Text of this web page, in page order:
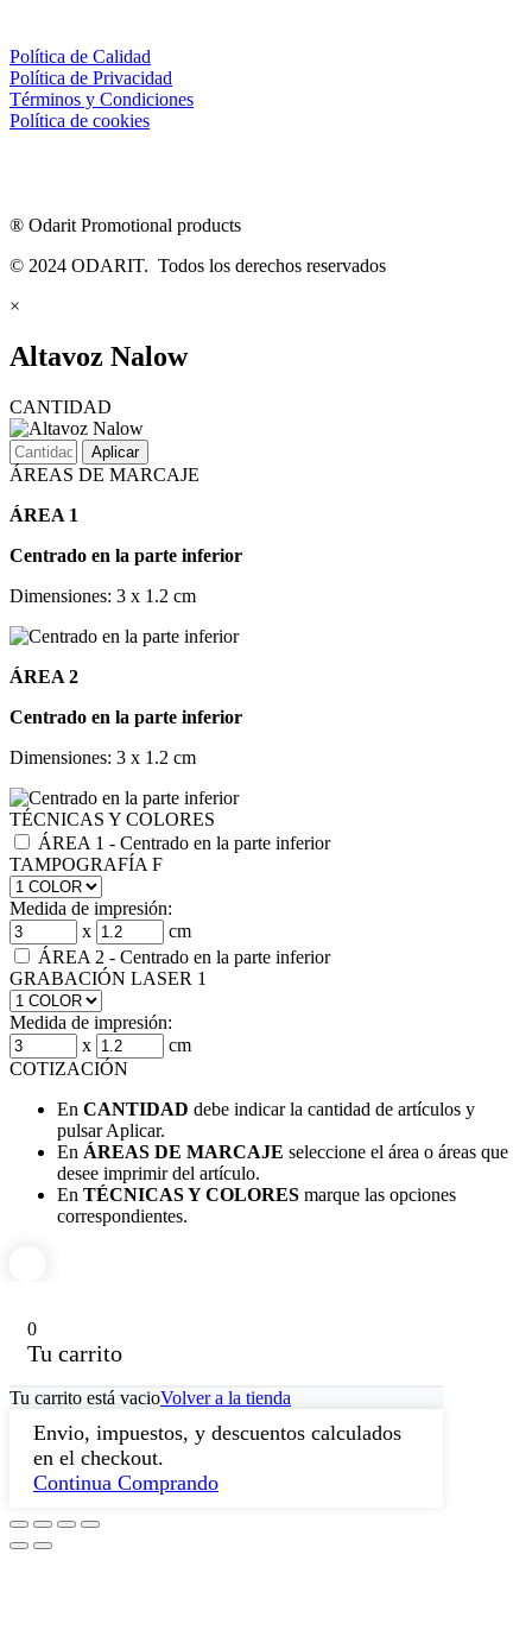
Política de Calidad
Política de Privacidad
Términos y Condiciones
Política de cookies
® Odarit Promotional products
© 2024 ODARIT. Todos los derechos reservados
×
Altavoz Nalow
CANTIDAD
Aplicar
ÁREAS DE MARCAJE
ÁREA 1
Centrado en la parte inferior
Dimensiones: 3 x 1.2 cm
ÁREA 2
Centrado en la parte inferior
Dimensiones: 3 x 1.2 cm
TÉCNICAS Y COLORES
ÁREA 1 - Centrado en la parte inferior
TAMPOGRAFÍA F
Medida de impresión:
x
cm
ÁREA 2 - Centrado en la parte inferior
GRABACIÓN LASER 1
Medida de impresión:
x
cm
COTIZACIÓN
En CANTIDAD debe indicar la cantidad de artículos y
pulsar Aplicar.
En ÁREAS DE MARCAJE seleccione el área o áreas que
desee imprimir del artículo.
En TÉCNICAS Y COLORES marque las opciones
correspondientes.
0
Tu carrito
Tu carrito está vacioVolver a la tienda
Envio, impuestos, y descuentos calculados
en el checkout.
Continua Comprando